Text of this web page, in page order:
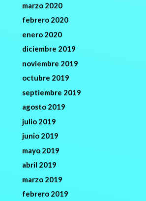
marzo 2020
febrero 2020
enero 2020
diciembre 2019
noviembre 2019
octubre 2019
septiembre 2019
agosto 2019
julio 2019
junio 2019
mayo 2019
abril 2019
marzo 2019
febrero 2019